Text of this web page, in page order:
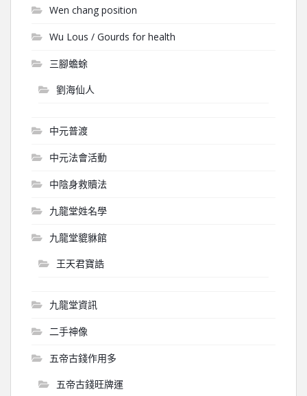
Wen chang position
Wu Lous / Gourds for health
三腳蟾蜍
劉海仙人
中元普渡
中元法會活動
中陰身救贖法
九龍堂姓名學
九龍堂貔貅館
王天君寶誥
九龍堂資訊
二手神像
五帝古錢作用多
五帝古錢旺牌運